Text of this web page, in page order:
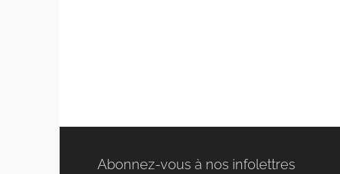
Abonnez-vous à nos infolettres